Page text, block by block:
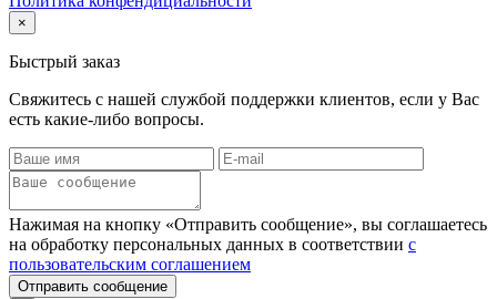
×
Быстрый заказ
Свяжитесь с нашей службой поддержки клиентов, если у Вас
есть какие-либо вопросы.
Нажимая на кнопку «Отправить сообщение», вы соглашаетесь
на обработку персональных данных в соответствии с
пользовательским соглашением
Отправить сообщение